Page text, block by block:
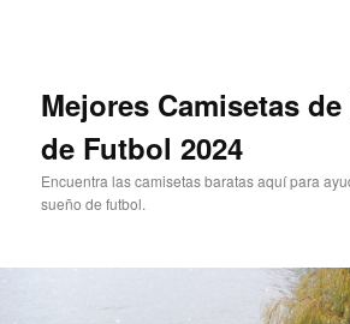
Mejores Camisetas
de Futbol 2024
Encuentra las camisetas baratas aquí para
sueño de futbol.